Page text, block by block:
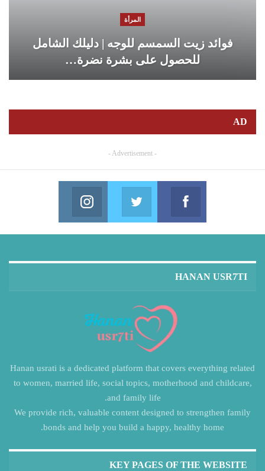
المرأة
فوائد زيت السمسم للوجه | دليلك الشامل
للحصول على بشرة نضرة…
AD
- Advertisement -
Facebook
Join us on Facebook
Twitter
Join us on Twitter
HANAN USR7TI
Hanan usrati is a dedicated platform that covers everything related
to women, married life, social topics, motherhood and childcare,
and family life.
We provide rich, valuable content designed to strengthen family
bonds and help you build a happy, healthy home.
KEY PAGES OF THE WEBSITE